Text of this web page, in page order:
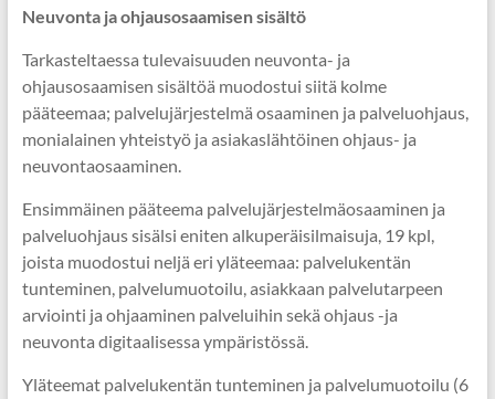
Neuvonta ja ohjausosaamisen sisältö
Tarkasteltaessa tulevaisuuden neuvonta- ja
ohjausosaamisen sisältöä muodostui siitä kolme
pääteemaa; palvelujärjestelmä osaaminen ja palveluohjaus,
monialainen yhteistyö ja asiakaslähtöinen ohjaus- ja
neuvontaosaaminen.
Ensimmäinen pääteema palvelujärjestelmäosaaminen ja
palveluohjaus sisälsi eniten alkuperäisilmaisuja, 19 kpl,
joista muodostui neljä eri yläteemaa: palvelukentän
tunteminen, palvelumuotoilu, asiakkaan palvelutarpeen
arviointi ja ohjaaminen palveluihin sekä ohjaus -ja
neuvonta digitaalisessa ympäristössä.
Yläteemat palvelukentän tunteminen ja palvelumuotoilu (6